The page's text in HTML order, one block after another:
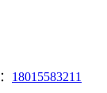
18015583211